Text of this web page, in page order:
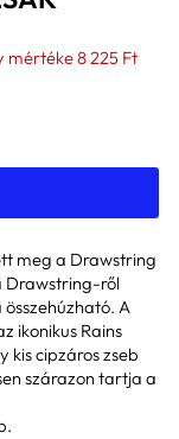
mértéke8 225 Ft
meg a Drawstring
Drawstring-ről
A
ikonikus Rains
kis cipzáros zseb
szárazon tartja a